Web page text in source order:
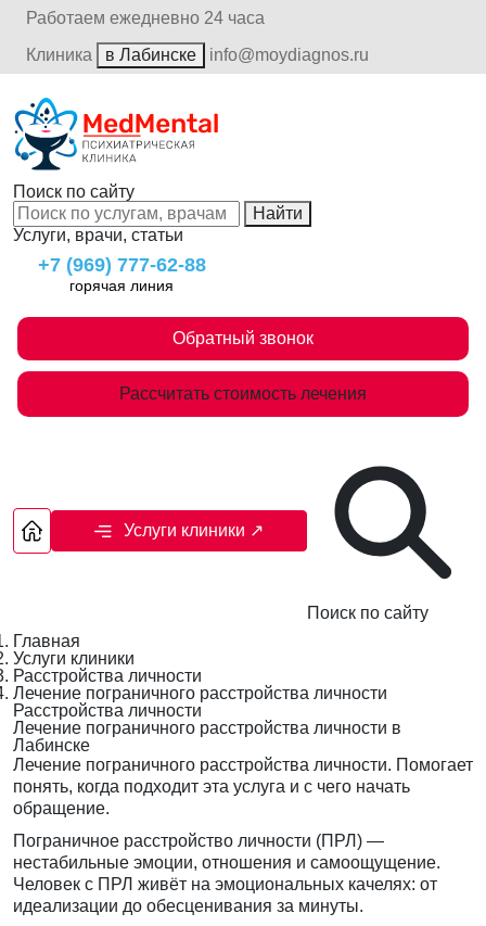
Работаем ежедневно 24 часа
Клиника
в Лабинске info@moydiagnos.ru
Поиск по сайту
Найти
Услуги, врачи, статьи
+7 (969) 777-62-88
горячая линия
Обратный звонок
Рассчитать стоимость лечения
Услуги клиники ↗
Поиск по сайту
Главная
Услуги клиники
Расстройства личности
Лечение пограничного расстройства личности
Расстройства личности
Лечение пограничного расстройства личности в
Лабинске
Лечение пограничного расстройства личности. Помогает
понять, когда подходит эта услуга и с чего начать
обращение.
Пограничное расстройство личности (ПРЛ) —
нестабильные эмоции, отношения и самоощущение.
Человек с ПРЛ живёт на эмоциональных качелях: от
идеализации до обесценивания за минуты.